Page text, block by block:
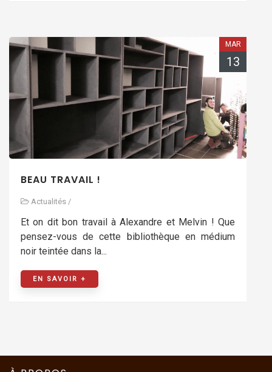
MAR
13
BEAU TRAVAIL !
Actualités /
Et on dit bon travail à Alexandre et Melvin ! Que
pensez-vous de cette bibliothèque en médium
noir teintée dans la...
EN SAVOIR +